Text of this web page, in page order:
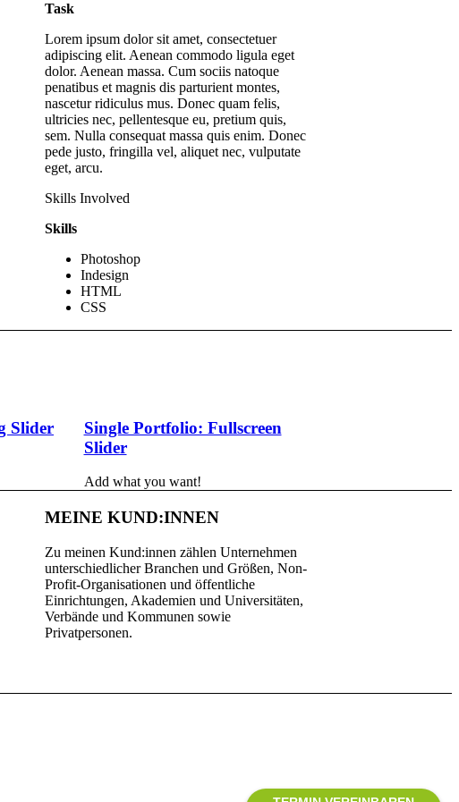
Task
Lorem ipsum dolor sit amet, consectetuer
adipiscing elit. Aenean commodo ligula eget
dolor. Aenean massa. Cum sociis natoque
penatibus et magnis dis parturient montes,
nascetur ridiculus mus. Donec quam felis,
ultricies nec, pellentesque eu, pretium quis,
sem. Nulla consequat massa quis enim. Donec
pede justo, fringilla vel, aliquet nec, vulputate
eget, arcu.
Skills Involved
Skills
Photoshop
Indesign
HTML
CSS
Slider
Single Portfolio: Fullscreen
Slider
Add what you want!
MEINE KUND:INNEN
Zu meinen Kund:innen zählen Unternehmen
unterschiedlicher Branchen und Größen, Non-
Profit-Organisationen und öffentliche
Einrichtungen, Akademien und Universitäten,
Verbände und Kommunen sowie
Privatpersonen.